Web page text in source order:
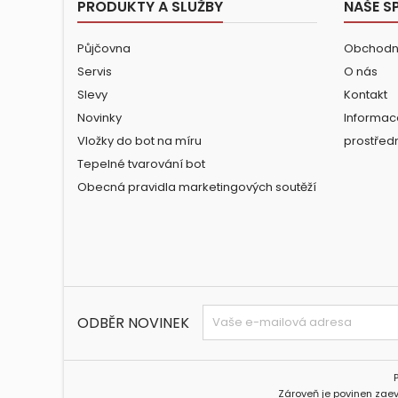
PRODUKTY A SLUŽBY
Půjčovna
Servis
Slevy
Novinky
Vložky do bot na míru
Tepelné tvarování bot
Obecná pravidla marketingových soutěží
NAŠE
O nás
Kontakt
ODBĚR NOVINEK
Zároveň je povinen